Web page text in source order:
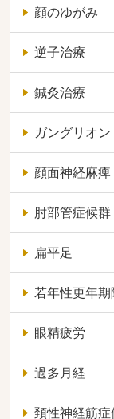
顔のゆがみ
逆子治療
鍼灸治療
ガングリオン
顔面神経麻痺
肘部管症候群
扁平足
若年性更年期
眼精疲労
過多月経
頚性神経筋症